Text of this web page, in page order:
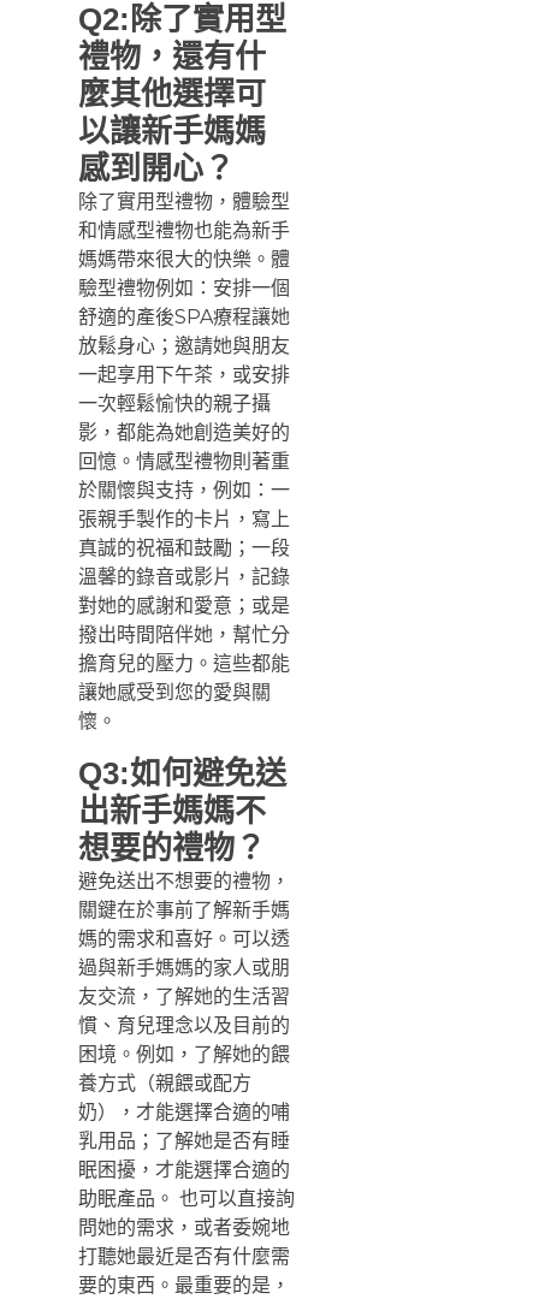
Q2:除了實用型
禮物，還有什
麼其他選擇可
以讓新手媽媽
感到開心？
除了實用型禮物，體驗型
和情感型禮物也能為新手
媽媽帶來很大的快樂。體
驗型禮物例如：安排一個
舒適的產後SPA療程讓她
放鬆身心；邀請她與朋友
一起享用下午茶，或安排
一次輕鬆愉快的親子攝
影，都能為她創造美好的
回憶。情感型禮物則著重
於關懷與支持，例如：一
張親手製作的卡片，寫上
真誠的祝福和鼓勵；一段
溫馨的錄音或影片，記錄
對她的感謝和愛意；或是
撥出時間陪伴她，幫忙分
擔育兒的壓力。這些都能
讓她感受到您的愛與關
懷。
Q3:如何避免送
出新手媽媽不
想要的禮物？
避免送出不想要的禮物，
關鍵在於事前了解新手媽
媽的需求和喜好。可以透
過與新手媽媽的家人或朋
友交流，了解她的生活習
慣、育兒理念以及目前的
困境。例如，了解她的餵
養方式（親餵或配方
奶），才能選擇合適的哺
乳用品；了解她是否有睡
眠困擾，才能選擇合適的
助眠產品。 也可以直接詢
問她的需求，或者委婉地
打聽她最近是否有什麼需
要的東西。最重要的是，